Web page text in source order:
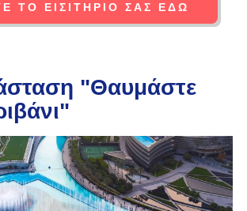
ΤΟ ΕΙΣΙΤΉΡΙΌ ΣΑΣ ΕΔΏ
"Θαυμάστε